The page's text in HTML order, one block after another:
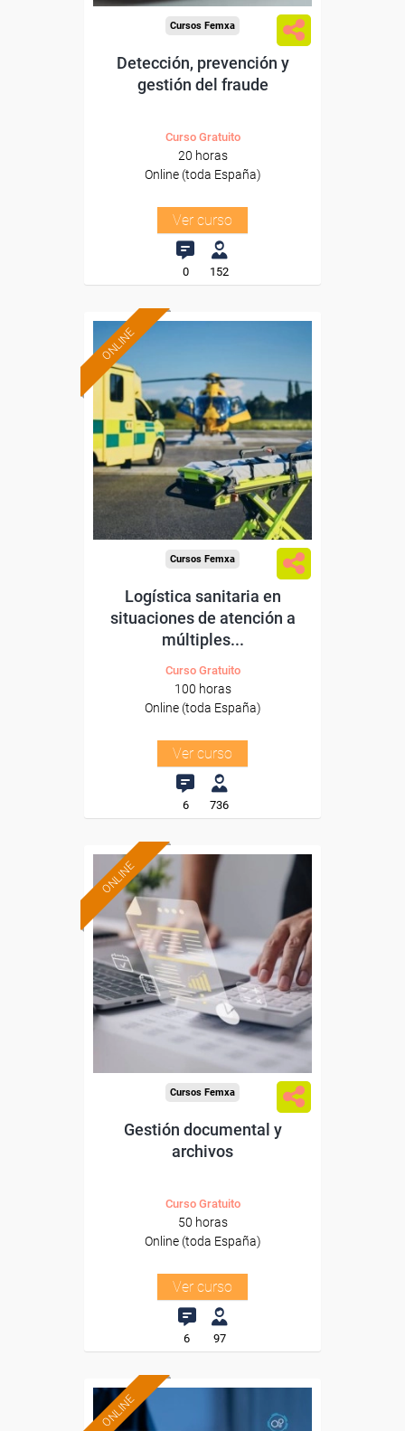
Cursos Femxa
Detección, prevención y
gestión del fraude
Curso Gratuito
20 horas
Online (toda España)
Ver curso
0 152
ONLINE
Formación 100%
subvencionada.
Para desempleados,
trabajadores y autónomos.
Sector
-Transporte y Logística.
Cursos Femxa
Logística sanitaria en
situaciones de atención a
múltiples...
Curso Gratuito
100 horas
Online (toda España)
Ver curso
6 736
ONLINE
Formación 100%
subvencionada.
Para desempleados,
trabajadores y autónomos.
Sector
-Administración.
Cursos Femxa
Gestión documental y
archivos
Curso Gratuito
50 horas
Online (toda España)
Ver curso
6 97
ONLINE